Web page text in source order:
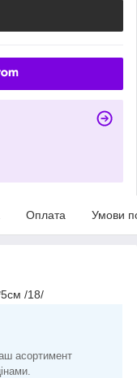
Оплата Умови
/18/
асортимент